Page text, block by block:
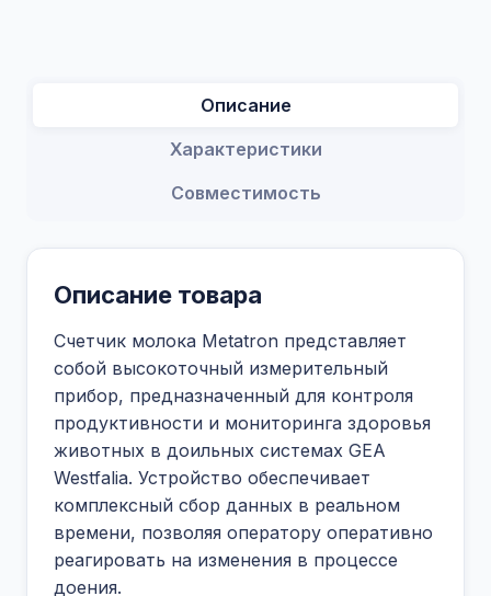
Описание
Характеристики
Совместимость
Описание товара
Счетчик молока Metatron представляет
собой высокоточный измерительный
прибор, предназначенный для контроля
продуктивности и мониторинга здоровья
животных в доильных системах GEA
Westfalia. Устройство обеспечивает
комплексный сбор данных в реальном
времени, позволяя оператору оперативно
реагировать на изменения в процессе
доения.